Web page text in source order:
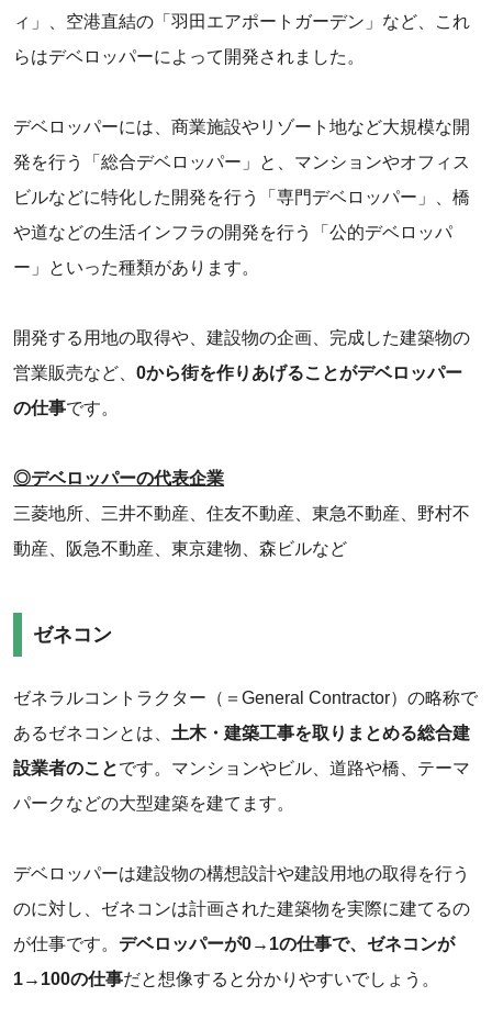
ィ」、空港直結の「羽田エアポートガーデン」など、これ
らはデベロッパーによって開発されました。
デベロッパーには、商業施設やリゾート地など大規模な開
発を行う「総合デベロッパー」と、マンションやオフィス
ビルなどに特化した開発を行う「専門デベロッパー」、橋
や道などの生活インフラの開発を行う「公的デベロッパ
ー」といった種類があります。
開発する用地の取得や、建設物の企画、完成した建築物の
営業販売など、 0から街を作りあげることがデベロッパー
の仕事です。
◎デベロッパーの代表企業
三菱地所、三井不動産、住友不動産、東急不動産、野村不
動産、阪急不動産、東京建物、森ビルなど
ゼネコン
ゼネラルコントラクター（＝General Contractor）の略称で
あるゼネコンとは、 土木・建築工事を取りまとめる総合建
設業者のことです。マンションやビル、道路や橋、テーマ
パークなどの大型建築を建てます。
デベロッパーは建設物の構想設計や建設用地の取得を行う
のに対し、ゼネコンは計画された建築物を実際に建てるの
が仕事です。 デベロッパーが0→1の仕事で、ゼネコンが
1→100の仕事だと想像すると分かりやすいでしょう。